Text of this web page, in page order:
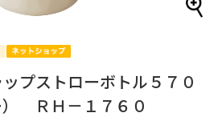
ップストローボトル５７０
） ＲＨ－１７６０